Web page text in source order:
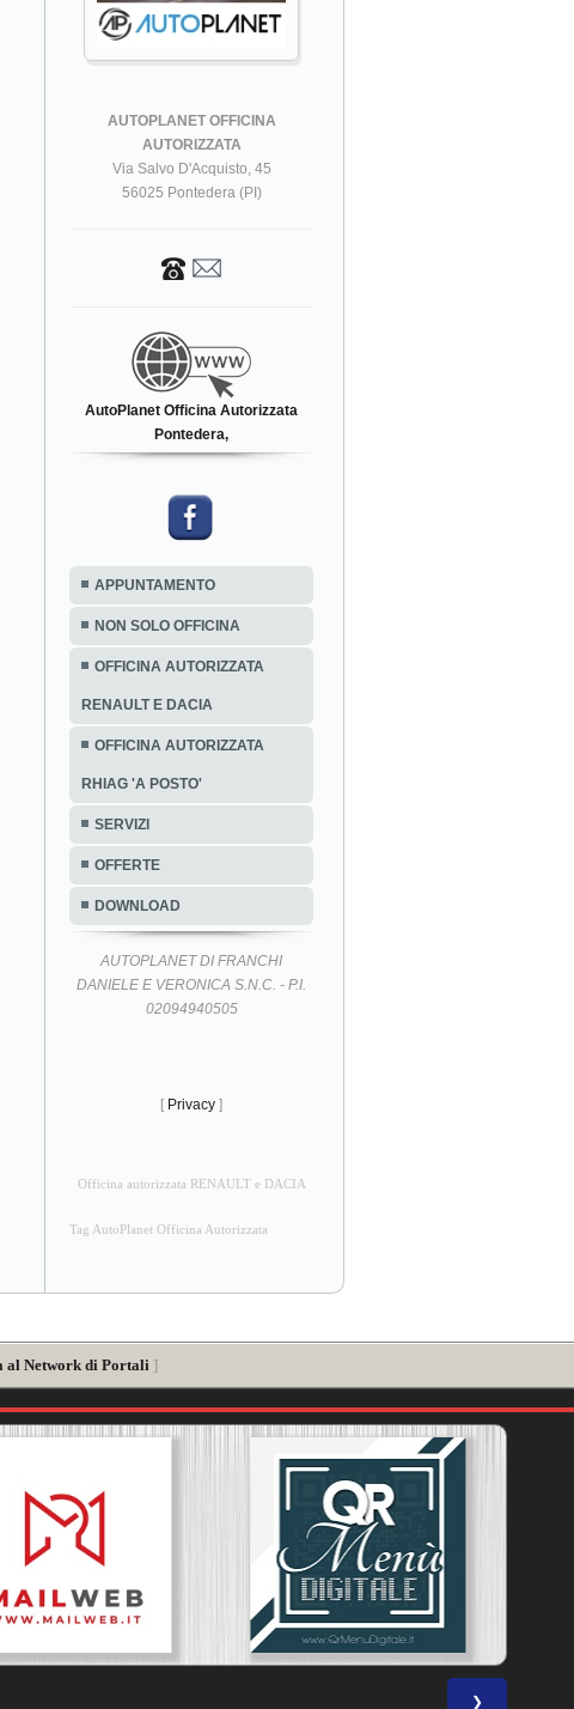
AUTOPLANET OFFICINA
AUTORIZZATA
Via Salvo D'Acquisto, 45
56025 Pontedera (PI)
AutoPlanet Officina Autorizzata
Pontedera,
APPUNTAMENTO
NON SOLO OFFICINA
OFFICINA AUTORIZZATA
RENAULT E DACIA
OFFICINA AUTORIZZATA
RHIAG 'A POSTO'
SERVIZI
OFFERTE
DOWNLOAD
AUTOPLANET DI FRANCHI
DANIELE E VERONICA S.N.C. - P.I.
02094940505
[ Privacy ]
Officina autorizzata RENAULT e DACIA
Tag AutoPlanet Officina Autorizzata
al Network di Portali ]
❯